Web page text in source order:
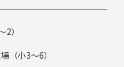
）
（小3～6）